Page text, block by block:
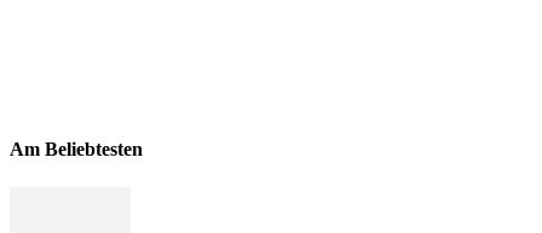
Am Beliebtesten